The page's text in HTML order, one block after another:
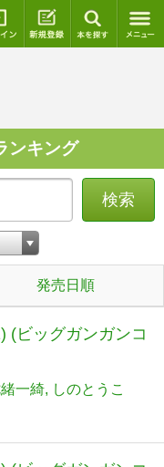
ログイン 新規登録
ンキング
検索
発売日順
(ビッグガンガンコ
一綺 しのとうこ